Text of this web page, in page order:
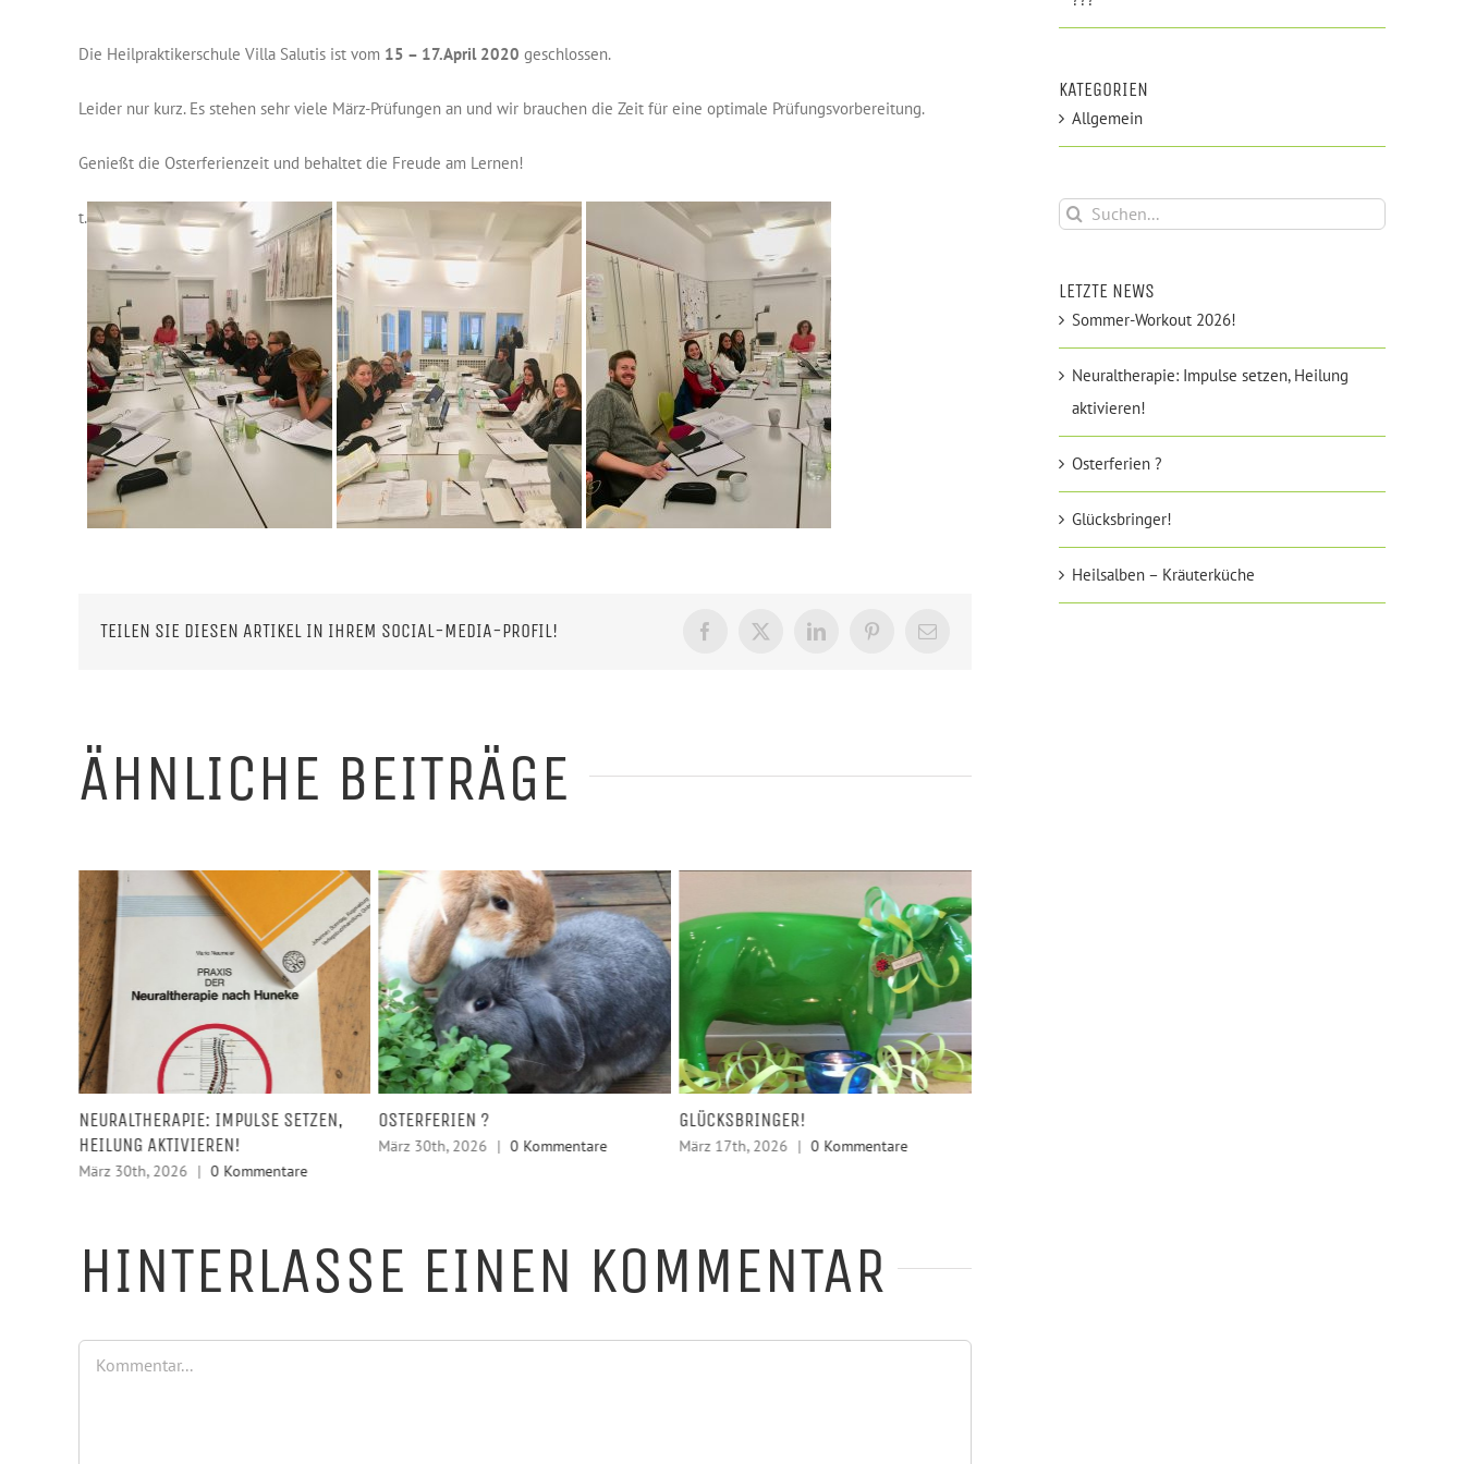
Die Heilpraktikerschule Villa Salutis ist vom 15 – 17.April 2020 geschlossen.
Leider nur kurz. Es stehen sehr viele März-Prüfungen an und wir brauchen die Zeit für eine optimale Prüfungsvorbereitung.
Genießt die Osterferienzeit und behaltet die Freude am Lernen!
t.
TEILEN SIE DIESEN ARTIKEL IN IHREM SOCIAL-MEDIA-PROFIL! Facebook
X LinkedInPinterest
E-
ÄHNLICHE BEITRÄGE
NEURALTHERAPIE: IMPULSE SETZEN,
HEILUNG AKTIVIEREN!
März 30th, 2026 | 0 Kommentare
OSTERFERIEN ?
März 30th, 2026 | 0 Kommentare
GLÜCKSBRINGER!
März 17th, 2026 | 0 Kommentare
HINTERLASSE EINEN KOMMENTAR
KATEGORIEN
Allgemein
Suche
LETZTE NEWS
Sommer-Workout 2026!
Neuraltherapie: Impulse setzen, Heilung
aktivieren!
Osterferien ?
Glücksbringer!
Heilsalben – Kräuterküche